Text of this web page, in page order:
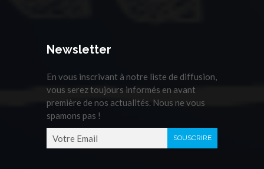
Newsletter
En vous inscrivant à notre liste de diffusion,
vous serez toujours informés en avant
première de nos actualités. Nous ne vous
spamons pas !